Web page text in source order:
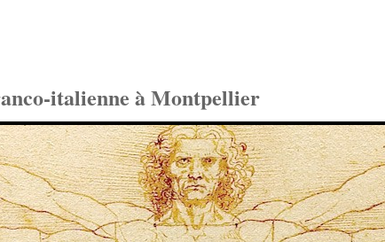
italienne à Montpellier